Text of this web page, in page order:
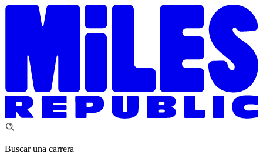
Buscar una carrera